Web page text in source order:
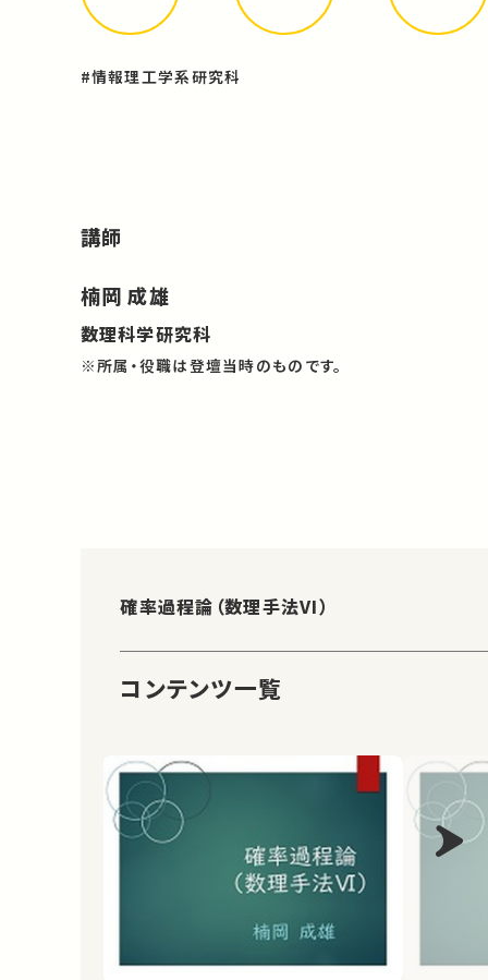
#情報理工学系研究科
講師
楠岡 成雄
数理科学研究科
※所属・役職は登壇当時のものです。
確率過程論（数理手法VI）
コンテンツ一覧